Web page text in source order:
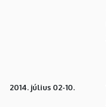
2014. július 02-10.